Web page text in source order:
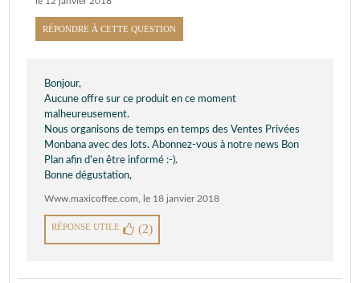
RÉPONDRE À CETTE QUESTION
Bonjour,
Aucune offre sur ce produit en ce moment
malheureusement.
Nous organisons de temps en temps des Ventes Privées
Monbana avec des lots. Abonnez-vous à notre news Bon
Plan afin d'en être informé :-).
Bonne dégustation,
Www.maxicoffee.com le 18 janvier 2018
RÉPONSE UTILE (2)